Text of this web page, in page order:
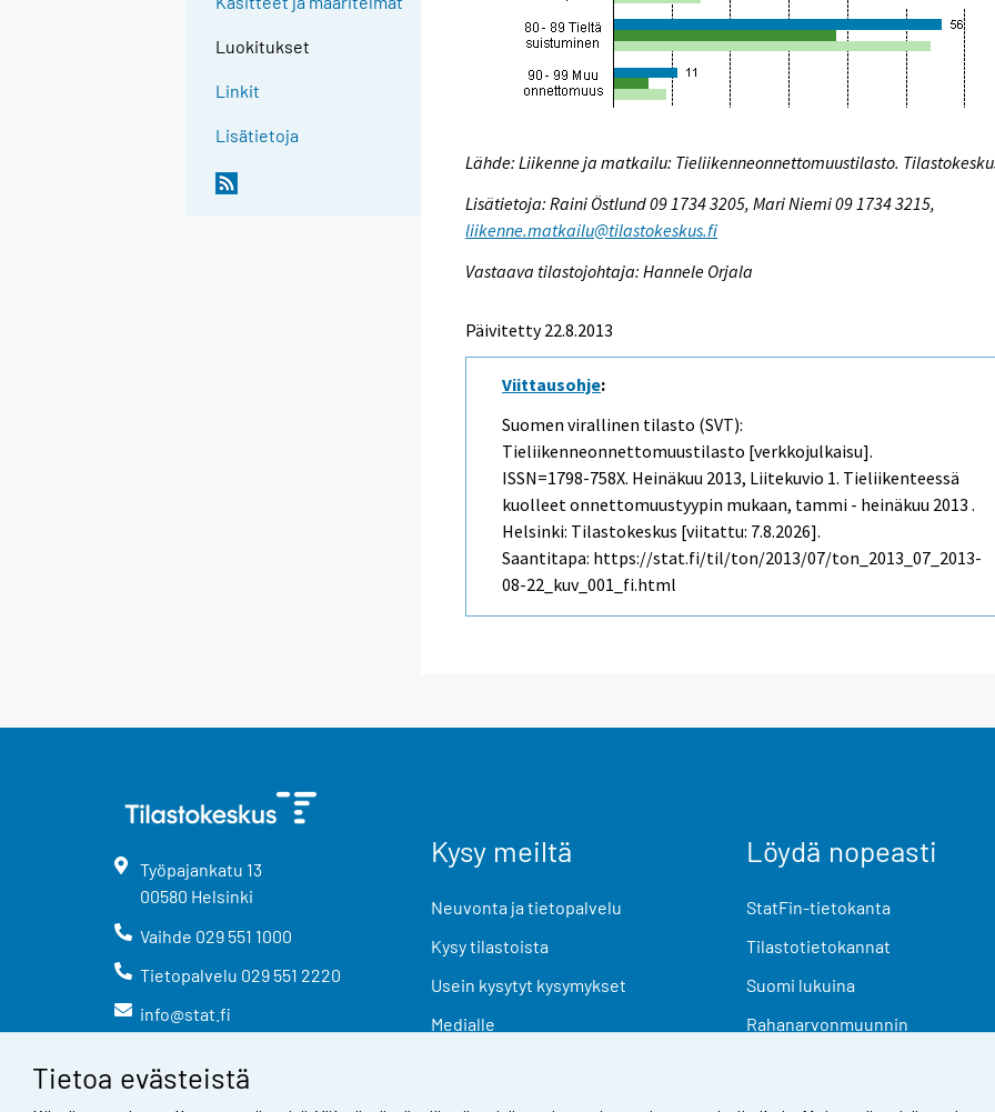
Tietoa evästeistä
Luokitukset
Linkit
Lisätietoja
Lähde: Liikenne ja matkailu: Tieliikenneonnettomuustilasto.
Lisätietoja: Raini Östlund 09 1734 3205, Mari Niemi 09 1734 3215,
liikenne.matkailu@tilastokeskus.fi
Vastaava tilastojohtaja: Hannele Orjala
Päivitetty 22.8.2013
Viittausohje:
Suomen virallinen tilasto (SVT):
Tieliikenneonnettomuustilasto [verkkojulkaisu].
ISSN=1798-758X. Heinäkuu 2013, Liitekuvio 1. Tieliikenteessä
kuolleet onnettomuustyypin mukaan, tammi - heinäkuu 2013 .
Helsinki: Tilastokeskus [viitattu: 7.8.2026].
Saantitapa: https://stat.fi/til/ton/2013/07/ton_2013_07_2013-
08-22_kuv_001_fi.html
Työpajankatu 13
00580 Helsinki
Vaihde 029 551 1000
Tietopalvelu 029 551 2220
info@stat.fi
Kysy meiltä
Neuvonta ja tietopalvelu
Kysy tilastoista
Usein kysytyt kysymykset
Medialle
Löydä nopeasti
StatFin-tietokanta
Tilastotietokannat
Suomi lukuina
Rahanarvonmuunnin